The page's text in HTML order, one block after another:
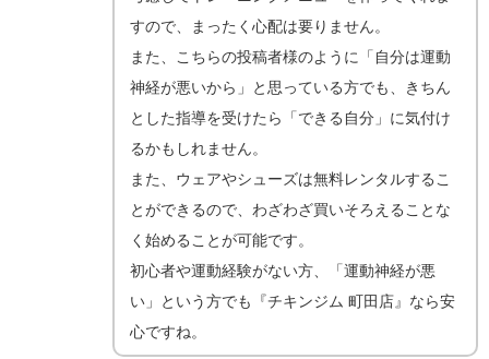
すので、まったく心配は要りません。
また、こちらの投稿者様のように「自分は運動
神経が悪いから」と思っている方でも、きちん
とした指導を受けたら「できる自分」に気付け
るかもしれません。
また、ウェアやシューズは無料レンタルするこ
とができるので、わざわざ買いそろえることな
く始めることが可能です。
初心者や運動経験がない方、「運動神経が悪
い」という方でも『チキンジム 町田店』なら安
心ですね。